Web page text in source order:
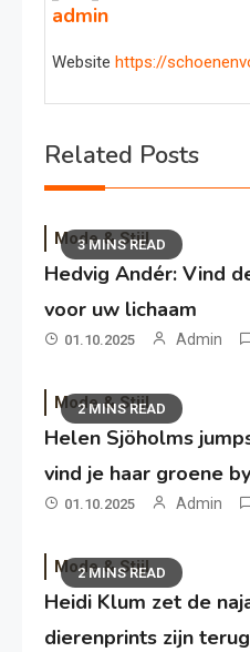
admin
Website https://
Related Posts
3 MINS READ
Mode & Stijl
Hedvig Andér: Vind
voor uw lichaam
01.10.2025 Admin
2 MINS READ
Mode & Stijl
Helen Sjöholms
vind je haar groene
01.10.2025 Admin
2 MINS READ
Mode & Stijl
Heidi Klum zet de
dierenprints zijn